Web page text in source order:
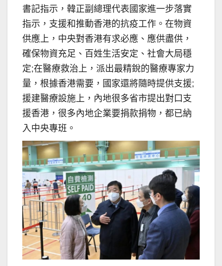
書記指示，韓正副總理代表國家進一步落實
指示，支援和推動香港的抗疫工作。在物資
供應上，中央對香港有求必應、應供盡供，
確保物資充足、百姓生活安定、社會大局穩
定;在醫療救治上，派出最精銳的醫療專家力
量，根據香港需要，國家還將隨時提供支援;
援建醫療設施上，內地很多省市提出對口支
援香港，很多內地企業要捐款捐物，都已納
入中央專班。